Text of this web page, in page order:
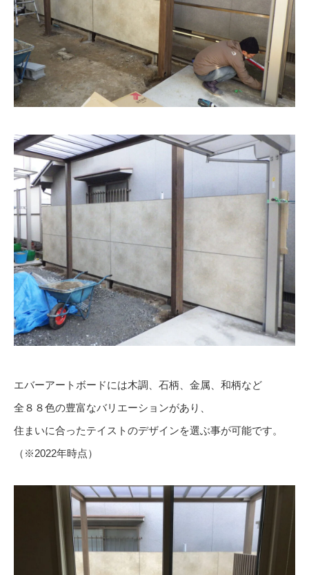
エバーアートボードには木調、石柄、金属、和柄など
全８８色の豊富なバリエーションがあり、
住まいに合ったテイストのデザインを選ぶ事が可能です。
（※2022年時点）